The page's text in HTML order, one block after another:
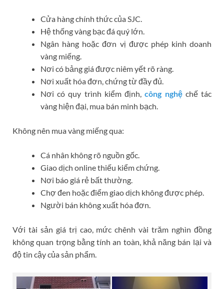
Cửa hàng chính thức của SJC.
Hệ thống vàng bạc đá quý lớn.
Ngân hàng hoặc đơn vị được phép kinh doanh
vàng miếng.
Nơi có bảng giá được niêm yết rõ ràng.
Nơi xuất hóa đơn, chứng từ đầy đủ.
Nơi có quy trình kiểm định,công nghệchế tác
vàng hiện đại, mua bán minh bạch.
Không nên mua vàng miếng qua:
Cá nhân không rõ nguồn gốc.
Giao dịch online thiếu kiểm chứng.
Nơi báo giá rẻ bất thường.
Chợ đen hoặc điểm giao dịch không được phép.
Người bán không xuất hóa đơn.
Với tài sản giá trị cao, mức chênh vài trăm nghìn đồng
không quan trọng bằng tính an toàn, khả năng bán lại và
độ tin cậy của sản phẩm.